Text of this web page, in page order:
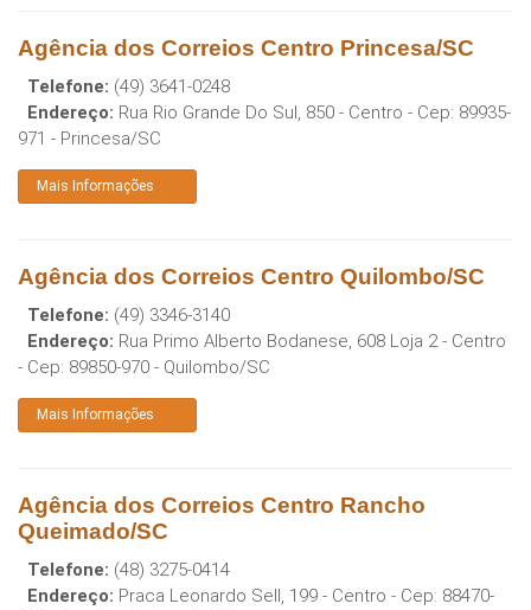
Agência dos Correios Centro Princesa/SC
Telefone: (49) 3641-0248
Endereço: Rua Rio Grande Do Sul, 850 - Centro - Cep: 89935-
971 - Princesa/SC
Mais Informações
Agência dos Correios Centro Quilombo/SC
Telefone: (49) 3346-3140
Endereço: Rua Primo Alberto Bodanese, 608 Loja 2 - Centro
- Cep: 89850-970 - Quilombo/SC
Mais Informações
Agência dos Correios Centro Rancho
Queimado/SC
Telefone: (48) 3275-0414
Endereço: Praca Leonardo Sell, 199 - Centro - Cep: 88470-